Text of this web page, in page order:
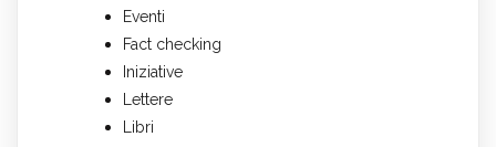
Eventi
Fact checking
Iniziative
Lettere
Libri